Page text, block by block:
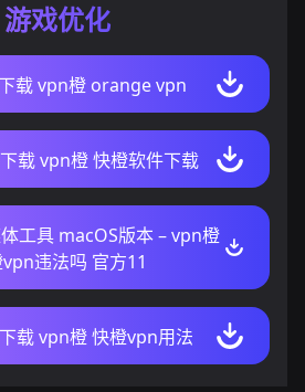
游戏优化
载 vpn橙 orange vpn
载 vpn橙 快橙软件下载
工具 macOS版本 – vpn橙
违法吗 官方11
载 vpn橙 快橙vpn用法